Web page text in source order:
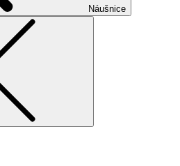
Náušnice